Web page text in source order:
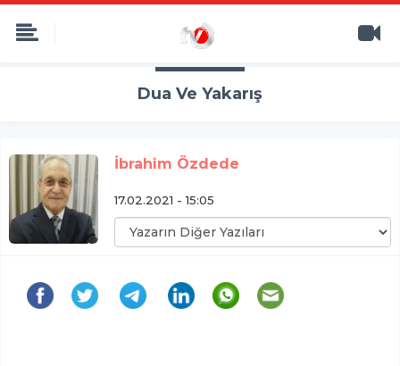
Dua Ve Yakarış
İbrahim Özdede
17.02.2021 - 15:05